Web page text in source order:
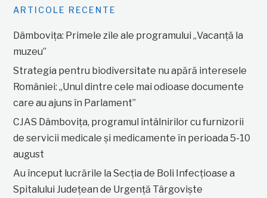
ARTICOLE RECENTE
Dâmbovița: Primele zile ale programului „Vacanță la
muzeu”
Strategia pentru biodiversitate nu apără interesele
României: „Unul dintre cele mai odioase documente
care au ajuns în Parlament”
CJAS Dâmbovița, programul întâlnirilor cu furnizorii
de servicii medicale și medicamente în perioada 5-10
august
Au început lucrările la Secția de Boli Infecțioase a
Spitalului Județean de Urgență Târgoviște